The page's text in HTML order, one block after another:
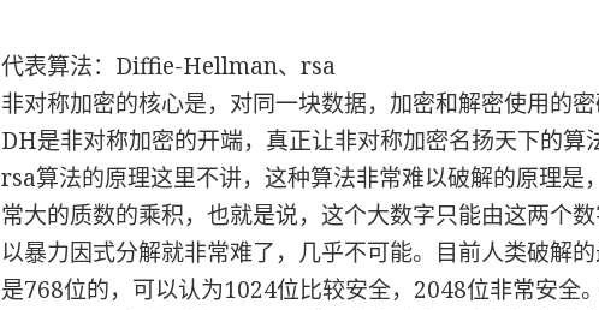
代表算法：Diffie-Hellman、rsa
非对称加密的核心是，对同一块数据，加密和解密使用的密
DH是非对称加密的开端，真正让非对称加密名扬天下的算
rsa算法的原理这里不讲，这种算法非常难以破解的原理是
常大的质数的乘积，也就是说，这个大数字只能由这两个
以暴力因式分解就非常难了，几乎不可能。目前人类破解
是768位的，可以认为1024位比较安全，2048位非常安全。